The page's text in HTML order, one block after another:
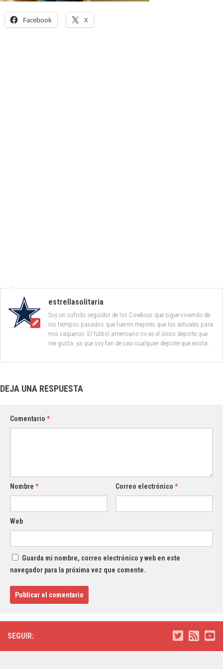
Facebook X
estrellasolitaria
Soy un sufrido seguidor de los Cowboys que sigue viviendo de
los tiempos pasados que fueron mejores que los actuales para
mis vaqueros. El fútbol americano no es el único deporte que
me gusta, ya que soy fan de casi cualquier deporte que exista.
DEJA UNA RESPUESTA
Comentario *
Nombre * Correo electrónico*
Web
Guarda mi nombre, correo electrónico y web en este
navegador para la próxima vez que comente.
SEGUIR: